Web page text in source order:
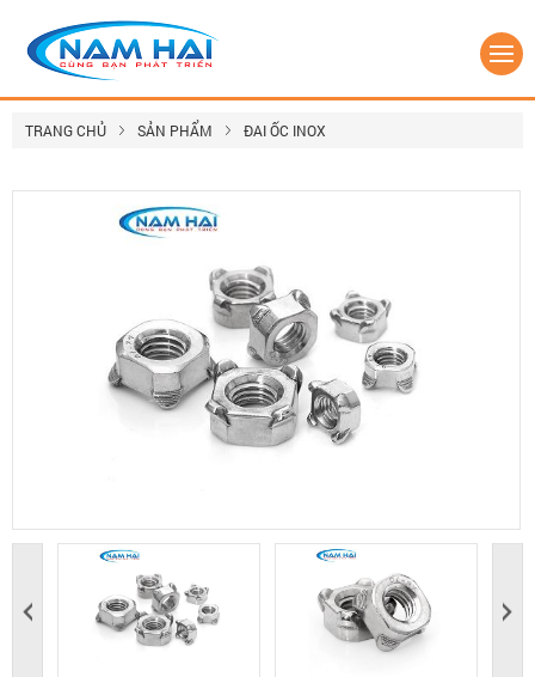
TRANG CHỦ SẢN PHẨM ĐAI ỐC INOX